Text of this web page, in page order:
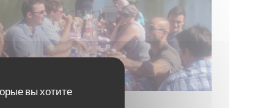
вы хотите